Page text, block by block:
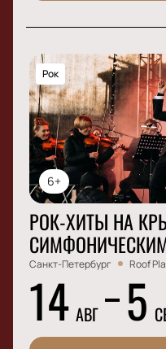
6+
Рок
РОК-ХИТЫ НА
Санкт-Петербург Roof
14 АВГ 5